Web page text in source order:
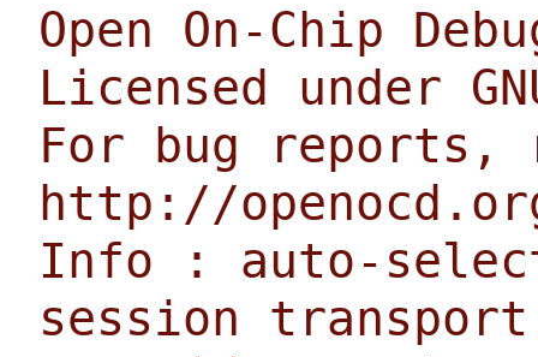
Open On-Chip
Licensed under
For bug reports,
http://
Info : auto-
session